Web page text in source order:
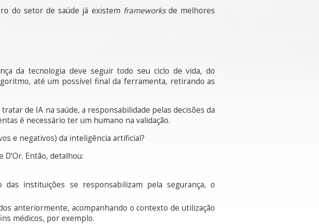
do setor de saúde já existem frameworksde melhores
da tecnologia deve seguir todo seu ciclo de vida, do
até um possível final da ferramenta, retirando as
de IA na saúde, a responsabilidade pelas decisões da
é necessário ter um humano na validação.
e negativos) da inteligência artificial?
Então, detalhou:
instituições se responsabilizam pela segurança, o
anteriormente, acompanhando o contexto de utilização
médicos, por exemplo.